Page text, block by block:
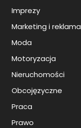
Imprezy
Marketing i reklama
Moda
Motoryzacja
Nieruchomości
Obcojęzyczne
Praca
Prawo